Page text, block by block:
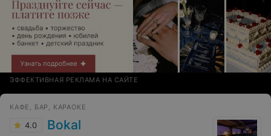
ЭФФЕКТИВНАЯ РЕКЛАМА НА САЙТЕ
КАФЕ, БАР, КАРАОКЕ
4.0 Bokal